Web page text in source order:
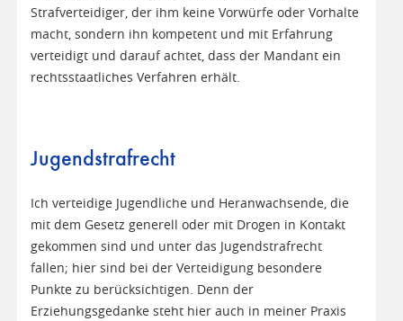
Strafverteidiger, der ihm keine Vorwürfe oder Vorhalte
macht, sondern ihn kompetent und mit Erfahrung
verteidigt und darauf achtet, dass der Mandant ein
rechtsstaatliches Verfahren erhält.
Jugendstrafrecht
Ich verteidige Jugendliche und Heranwachsende, die
mit dem Gesetz generell oder mit Drogen in Kontakt
gekommen sind und unter das Jugendstrafrecht
fallen; hier sind bei der Verteidigung besondere
Punkte zu berücksichtigen. Denn der
Erziehungsgedanke steht hier auch in meiner Praxis